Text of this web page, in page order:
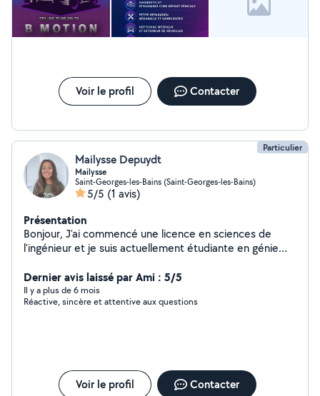
provenance ont en plus été laissées sur le véhicule. Relance
envoyée avec demande de remboursement partiel (100€) sous
48h, restée sans réponse.
Voir le profil Contacter
Particulier
Mailysse Depuydt
Mailysse
Saint-Georges-les-Bains (Saint-Georges-les-Bains)
5/5 (1 avis)
Présentation
Bonjour, J'ai commencé une licence en sciences de
l'ingénieur et je suis actuellement étudiante en génie
les devoirs. J'ai également une expérience en aide à
domicile pour les personnes âgées et je garde souvent
des enfants. De plus, je peux vous aider pour le
Dernier avis laissé par Ami : 5/5
Il y a plus de 6 mois
Réactive, sincère et attentive aux questions
Voir le profil Contacter